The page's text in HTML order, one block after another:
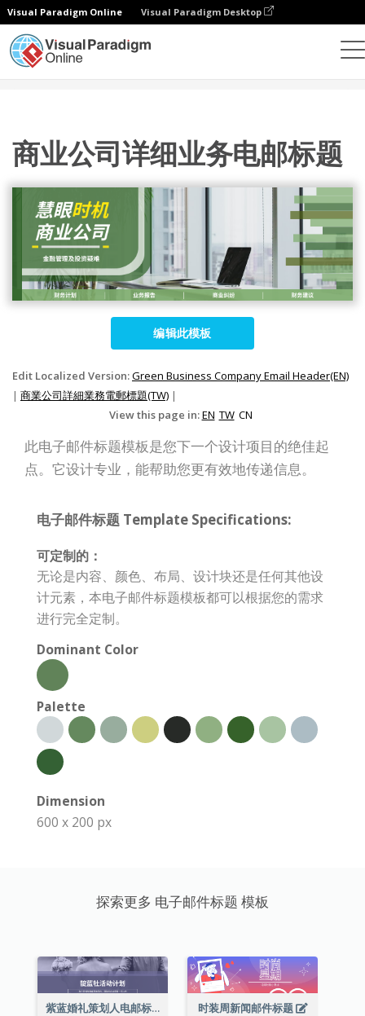
Visual Paradigm Online Visual Paradigm Desktop
商业公司详细业务电邮标题
编辑此模板
Edit Localized Version:Green Business Company Email Header(EN)
| 商業公司詳細業務電郵標題(TW) |
View this page in:EN TW CN
此电子邮件标题模板是您下一个设计项目的绝佳起
点。它设计专业，能帮助您更有效地传递信息。
电子邮件标题 Template Specifications:
可定制的：
无论是内容、颜色、布局、设计块还是任何其他设
计元素，本电子邮件标题模板都可以根据您的需求
进行完全定制。
Dominant Color
Palette
Dimension
600 x 200 px
探索更多 电子邮件标题 模板
紫蓝婚礼策划人电邮标题 时装周新闻邮件标题